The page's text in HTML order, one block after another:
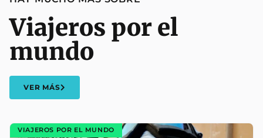
Viajeros por el
mundo
VER MÁS
VIAJEROS POR EL MUNDO